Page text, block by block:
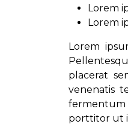
Lorem
Lorem
Lorem
placerat
venenatis
porttitor ut